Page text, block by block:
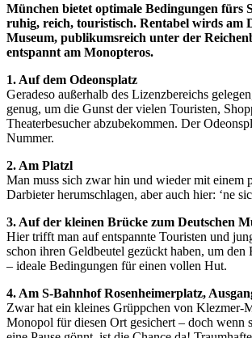
München bietet optimale Bedingungen fürs
ruhig, reich, touristisch. Rentabel wirds am
Museum, publikumsreich unter der
entspannt am Monopteros.
1. Auf dem Odeonsplatz
Geradeso außerhalb des Lizenzbereichs
genug, um die Gunst der vielen Touristen,
Theaterbesucher abzubekommen. Der
Nummer.
2. Am Platzl
Man muss sich zwar hin und wieder mit einem
Darbieter herumschlagen, aber auch hier: ‘ne
3. Auf der kleinen Brücke zum Deutschen
Hier trifft man auf entspannte Touristen und
schon ihren Geldbeutel gezückt haben, um den
– ideale Bedingungen für einen vollen Hut.
4. Am S-Bahnhof Rosenheimerplatz,
Zwar hat ein kleines Grüppchen von Klezmer-
Monopol für diesen Ort gesichert – doch wenn